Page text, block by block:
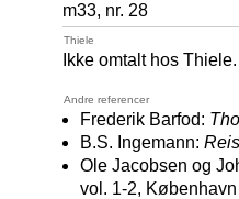
m33, nr. 28
Thiele
Ikke omtalt hos Thiele.
Andre referencer
Frederik Barfod:
B.S. Ingemann:
Ole Jacobsen og
vol. 1-2,